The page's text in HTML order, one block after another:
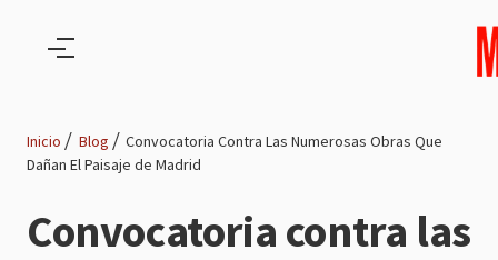
de
Inicio Blog
Convocatoria Contra Las Numerosas Obras Que
Dañan El Paisaje de Madrid
Convocatoria contra las